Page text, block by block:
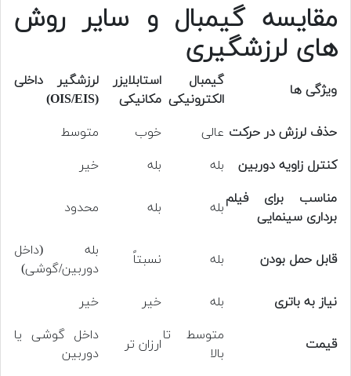
مقایسه گیمبال و سایر روش
های لرزشگیری
ویژگی ها
گیمبال
الکترونیکی
استابلایزر
مکانیکی
لرزشگیر داخلی
(OIS/EIS)
حذف لرزش در حرکت عالی خوب
متوسط
کنترل زاویه دوربین
بله بله
خیر
مناسب برای فیلم
برداری سینمایی
بله بله محدود
قابل حمل بودن بله نسبتاً
بله (داخل
دوربین/گوشی)
نیاز به باتری
بله خیر خیر
قیمت
متوسط تا
بالا
ارزان تر
داخل گوشی یا
دوربین